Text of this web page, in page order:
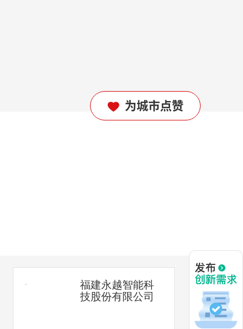
福建永越智能科
技股份有限公司
 为城市点赞